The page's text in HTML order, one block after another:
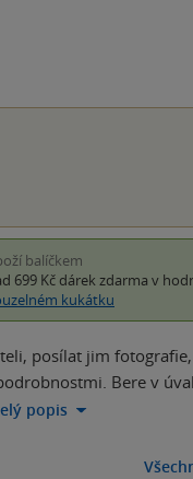
balíčkem
699 Kč dárek zdarma v
kukátku
posílat jim
Bere v
popis